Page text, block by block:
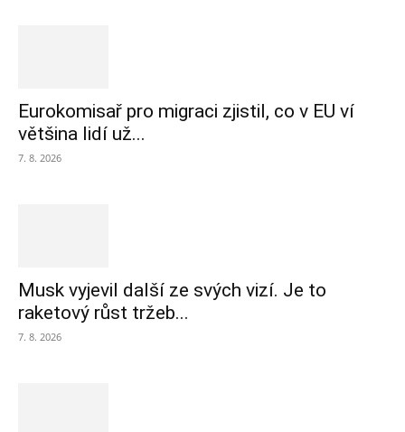
Eurokomisař pro migraci zjistil, co v EU ví
většina lidí už...
7. 8. 2026
Musk vyjevil další ze svých vizí. Je to
raketový růst tržeb...
7. 8. 2026